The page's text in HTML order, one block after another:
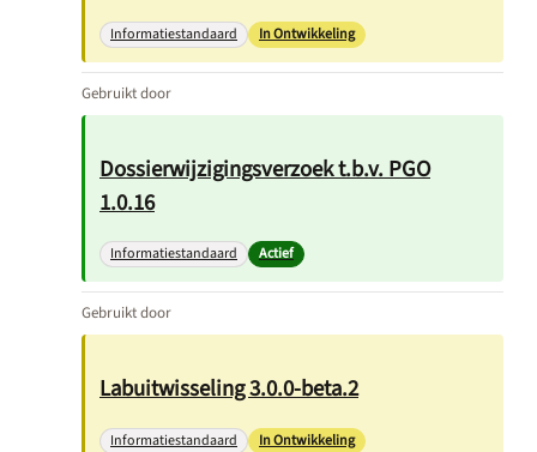
Informatiestandaard In Ontwikkeling
Gebruikt door
Dossierwijzigingsverzoek t.b.v. PGO
1.0.16
Informatiestandaard Actief
Gebruikt door
Labuitwisseling 3.0.0-beta.2
Informatiestandaard In Ontwikkeling